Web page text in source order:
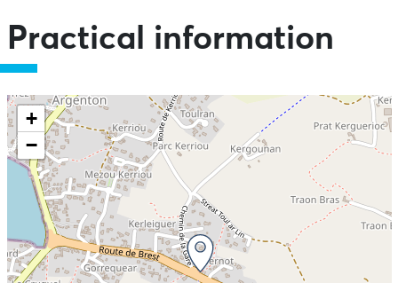
Practical information
+
−